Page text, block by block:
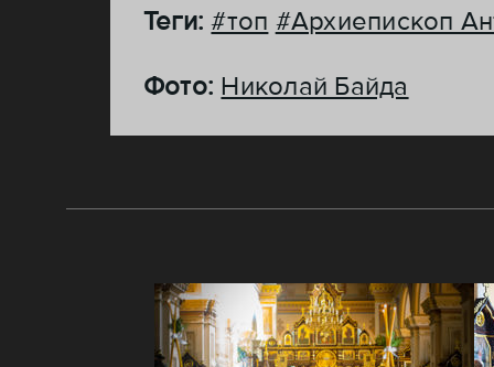
Теги:#топ #Архиепископ
Фото: Николай Байда